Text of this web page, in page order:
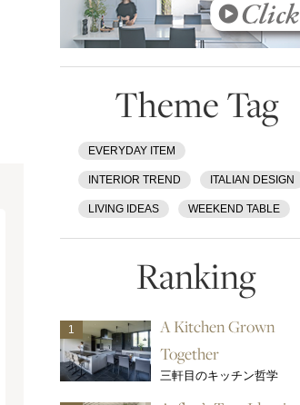
Theme Tag
EVERYDAY ITEM
INTERIOR TREND ITALIAN DESIGN
LIVING IDEAS WEEKEND TABLE
Ranking
1
A Kitchen Grown
Together
三軒目のキッチン哲学